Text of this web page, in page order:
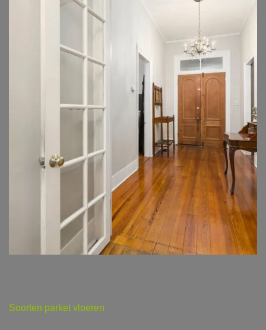
Soorten parket vloeren